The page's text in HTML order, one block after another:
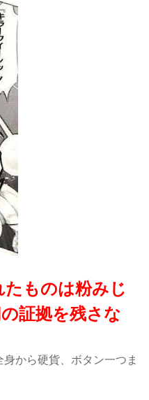
ものは粉みじ
証拠を残さな
から硬貨、ボタン一つま